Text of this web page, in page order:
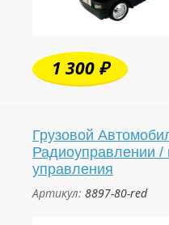
1 300 ₽
Грузовой
Радиоуправлении /
управления
Артикул: 8897-80-red